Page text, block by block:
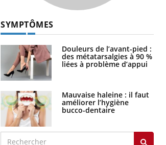
SYMPTÔMES
Douleurs de l’avant-pied :
des métatarsalgies à 90 %
liées à problème d’appui
Mauvaise haleine : il faut
améliorer l’hygiène
bucco-dentaire